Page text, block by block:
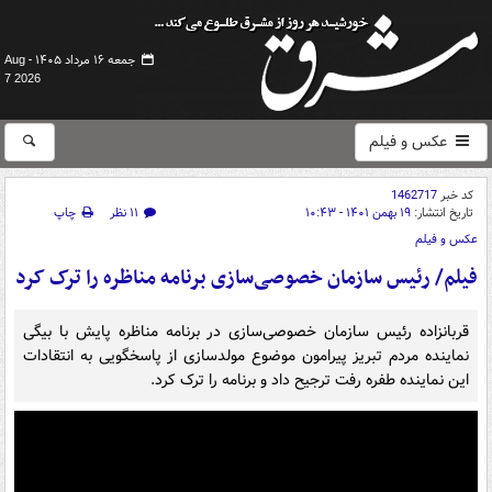
جمعه ۱۶ مرداد ۱۴۰۵ -
Aug
7 2026
عکس و فیلم
کد خبر1462717
تاریخ انتشار: ۱۹ بهمن ۱۴۰۱ - ۱۰:۴۳ ۱۱ نظر
چاپ
عکس و فیلم
فیلم/ رئیس سازمان خصوصی‌سازی برنامه مناظره را ترک کرد
قربانزاده رئیس سازمان خصوصی‌سازی در برنامه مناظره پایش با بیگی
نماینده مردم تبریز پیرامون موضوع مولدسازی از پاسخگویی به انتقادات
این نماینده طفره رفت ترجیح داد و برنامه را ترک کرد.